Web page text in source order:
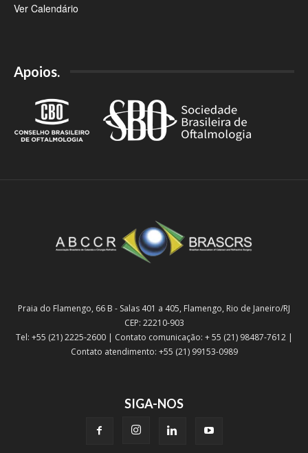
Ver Calendário
Apoios.
Praia do Flamengo, 66 B - Salas 401 a 405, Flamengo, Rio de Janeiro/RJ
CEP: 22210-903
Tel: +55 (21) 2225-2600 | Contato comunicação: + 55 (21) 98487-7612 |
Contato atendimento: +55 (21) 99153-0989
SIGA-NOS